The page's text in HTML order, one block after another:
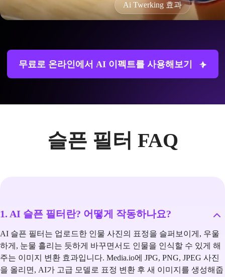
Ai Twerking 효과
무료로 온라인에서 AI 이펙트를 사용해보기
슬픈 필터 FAQ
1. AI 슬픈 필터란? 어떻게 작동하나요?
AI 슬픈 필터는 업로드한 인물 사진의 표정을 슬퍼보이게, 우울
하게, 눈물 흘리는 듯하게 바꾸면서도 인물을 인식할 수 있게 해
주는 이미지 변환 효과입니다. Media.io에 JPG, PNG, JPEG 사진
을 올리면, AI가 고급 모델로 표정 변환 후 새 이미지를 생성해줍